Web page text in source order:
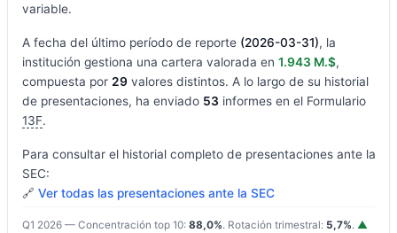
variable.
A fecha del último período de reporte (2026-03-31), la
institución gestiona una cartera valorada en 1.943 M.$,
compuesta por 29valores distintos. A lo largo de su historial
de presentaciones, ha enviado 53 informes en el Formulario
13F.
Para consultar el historial completo de presentaciones ante la
SEC:
🔗 Ver todas las presentaciones ante la SEC
Q1 2026 — Concentración top 10: 88,0%. Rotación trimestral: 5,7%. ▲